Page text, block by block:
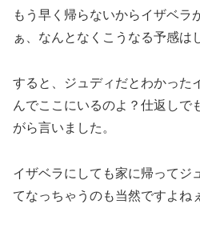
もう早く帰らないからイザベラ
ぁ、なんとなくこうなる予感は
すると、ジュディだとわかった
んでここにいるのよ？仕返しで
がら言いました。
イザベラにしても家に帰ってジ
てなっちゃうのも当然ですよね